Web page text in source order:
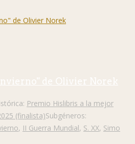
de Olivier Norek
Premio Hislibris a la mejor
(finalista)Subgéneros:
, II Guerra Mundial, S. XX, Simo